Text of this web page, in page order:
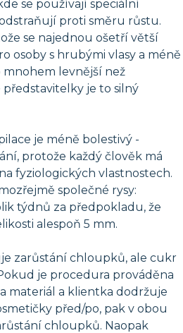
se používají speciální
proti směru růstu.
se najednou ošetří větší
osoby s hrubými vlasy a méně
levnější než
je to silný
je méně bolestivý -
protože každý člověk má
fyziologických vlastnostech.
společné rysy:
týdnů za předpokladu, že
alespoň 5 mm.
zarůstání chloupků, ale cukr
je procedura prováděna
materiál a klientka dodržuje
před/po, pak v obou
chloupků. Naopak